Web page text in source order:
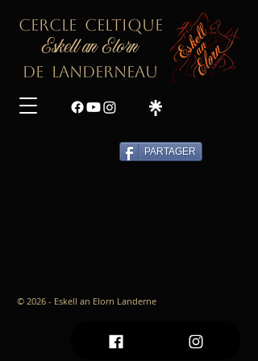
CERCLE CELTIQUE
Eskell an Elorn
DE LANDERNEAU
PARTAGER
© 2026 - Eskell an Elorn Landerne